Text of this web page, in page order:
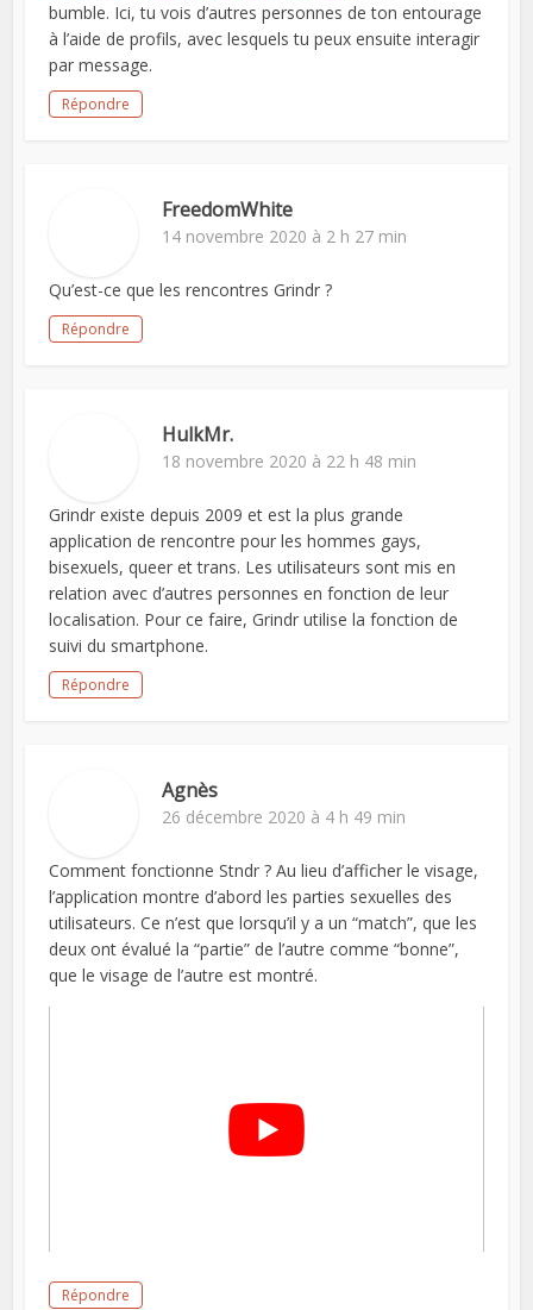
bumble. Ici, tu vois d’autres personnes de ton entourage
à l’aide de profils, avec lesquels tu peux ensuite interagir
par message.
Répondre
FreedomWhite
14 novembre 2020 à 2 h 27 min
Qu’est-ce que les rencontres Grindr ?
Répondre
HulkMr.
18 novembre 2020 à 22 h 48 min
Grindr existe depuis 2009 et est la plus grande
application de rencontre pour les hommes gays,
bisexuels, queer et trans. Les utilisateurs sont mis en
relation avec d’autres personnes en fonction de leur
localisation. Pour ce faire, Grindr utilise la fonction de
suivi du smartphone.
Répondre
Agnès
26 décembre 2020 à 4 h 49 min
Comment fonctionne Stndr ? Au lieu d’afficher le visage,
l’application montre d’abord les parties sexuelles des
utilisateurs. Ce n’est que lorsqu’il y a un “match”, que les
deux ont évalué la “partie” de l’autre comme “bonne”,
que le visage de l’autre est montré.
Répondre